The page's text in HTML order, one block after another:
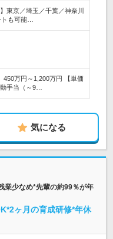
東京／埼玉／千葉／神奈川
も可能…
450万円～1,200万円 【単価
手当（～9…
気になる
業少なめ*先輩の約99％が年
ヶ月の育成研修*年休